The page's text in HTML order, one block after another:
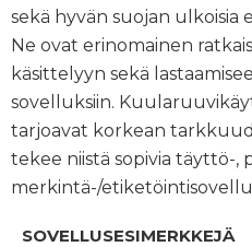
sekä hyvän suojan ulkoisia
Ne ovat erinomainen
käsittelyyn sekä
sovelluksiin.
tarjoavat korkean
tekee niistä sopivia täyttö-,
merkintä-/
SOVELLUSESIMERKKEJÄ